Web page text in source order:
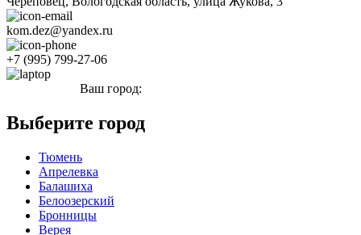
kom.dez@yandex.ru
+7 (995) 799-27-06
Ваш город:
Выберите город
Тюмень
Апрелевка
Балашиха
Белоозерский
Бронницы
Верея